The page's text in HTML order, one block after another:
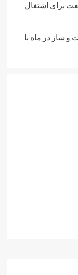
برای اشتغال
و ساز در ماه با